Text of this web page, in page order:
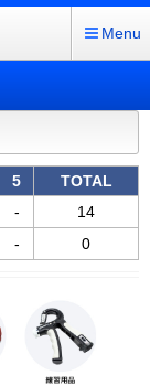
Menu
5
TOTAL
-
14
- 0